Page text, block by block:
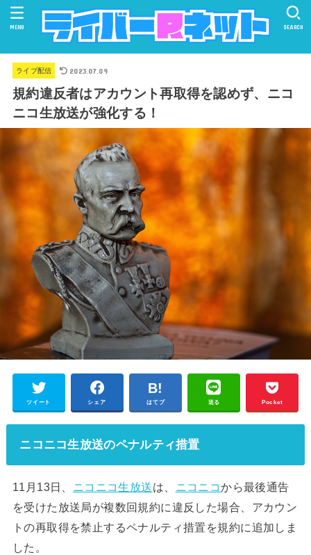
SEARCH
MENU
ライブ配信 2023.07.09
規約違反者はアカウント再取得を認めず、ニコ
ニコ生放送が強化する！
ツイート シェア はてブ 送る Pocket
ニコニコ生放送のペナルティ措置
11月13日、 ニコニコ生放送は、 ニコニコから最後通告
を受けた放送局が複数回規約に違反した場合、アカウン
トの再取得を禁止するペナルティ措置を規約に追加しま
した。